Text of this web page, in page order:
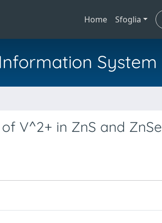
Home Sfoglia
System
V^2+ in ZnS and ZnSe